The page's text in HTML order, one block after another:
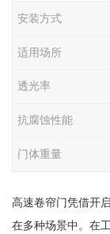
安装方式
适用场所
透光率
抗腐蚀性能
门体重量
高速卷帘门凭借开
在多种场景中。在